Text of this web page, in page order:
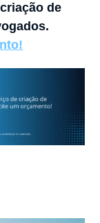
de